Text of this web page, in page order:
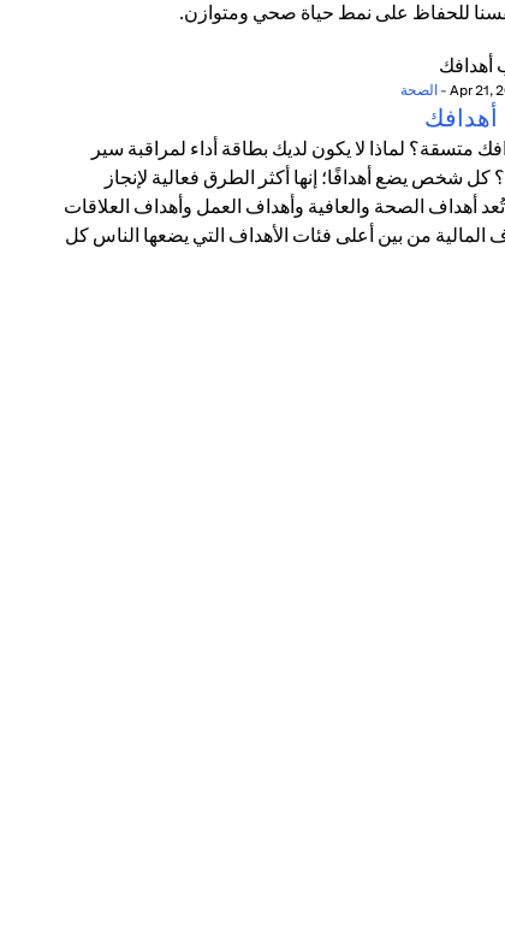
للحفاظ على نمط حياة صحي ومتوازن.
- الصحة
متسقة؟ لماذا لا يكون لديك بطاقة أداء لمراقبة سير
كل شخص يضع أهدافًا؛ إنها أكثر الطرق فعالية لإنجاز
تُعد أهداف الصحة والعافية وأهداف العمل وأهداف العلاقات
المالية من بين أعلى فئات الأهداف التي يضعها الناس كل